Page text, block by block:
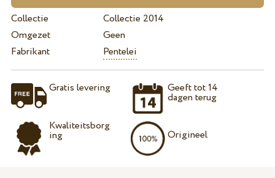
Collectie
Collectie 2014
Omgezet
Geen
Fabrikant
Pentelei
Gratis levering
Kwaliteitsborg
ing
Geeft tot 14
dagen terug
Origineel